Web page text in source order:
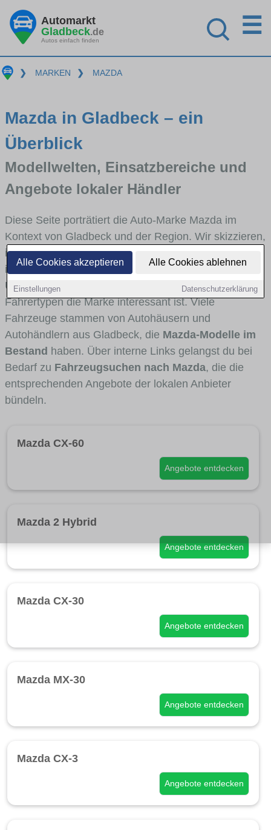
Alle Cookies akzeptieren Alle Cookies ablehnen
Einstellungen Datenschutzerklärung
Automarkt
Gladbeck.de
Autos einfach finden
☰
❯ MARKEN ❯ MAZDA
Mazda in Gladbeck – ein
Überblick
Modellwelten, Einsatzbereiche und
Angebote lokaler Händler
Diese Seite porträtiert die Auto-Marke Mazda im
Kontext von Gladbeck und der Region. Wir skizzieren,
in welchen Fahrzeugklassen Mazda stark vertreten
ist, welche Modellreihen häufig im Stadt- und
Umlandverkehr zu sehen sind und für welche
Fahrertypen die Marke interessant ist. Viele
Fahrzeuge stammen von Autohäusern und
Autohändlern aus Gladbeck, die Mazda-Modelle im
Bestand haben. Über interne Links gelangst du bei
Bedarf zu Fahrzeugsuchen nach Mazda, die die
entsprechenden Angebote der lokalen Anbieter
bündeln.
Mazda CX-60
Angebote entdecken
Mazda 2 Hybrid
Angebote entdecken
Mazda CX-30
Angebote entdecken
Mazda MX-30
Angebote entdecken
Mazda CX-3
Angebote entdecken